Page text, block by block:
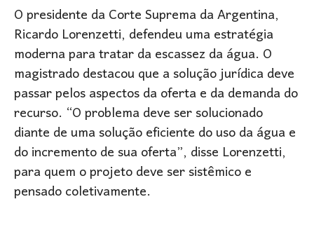
O presidente da Corte Suprema da Argentina,
Ricardo Lorenzetti, defendeu uma estratégia
moderna para tratar da escassez da água. O
magistrado destacou que a solução jurídica deve
passar pelos aspectos da oferta e da demanda do
recurso. “O problema deve ser solucionado
diante de uma solução eficiente do uso da água e
do incremento de sua oferta”, disse Lorenzetti,
para quem o projeto deve ser sistêmico e
pensado coletivamente.